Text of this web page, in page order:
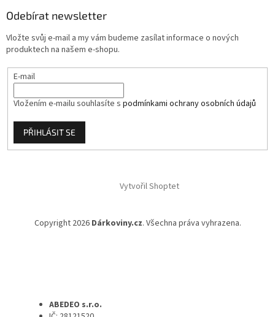
Odebírat newsletter
Vložte svůj e-mail a my vám budeme zasílat informace o nových
produktech na našem e-shopu.
E-mail
Vložením e-mailu souhlasíte s podmínkami ochrany osobních údajů
PŘIHLÁSIT SE
Vytvořil Shoptet
Copyright 2026 Dárkoviny.cz. Všechna práva vyhrazena.
ABEDEO s.r.o.